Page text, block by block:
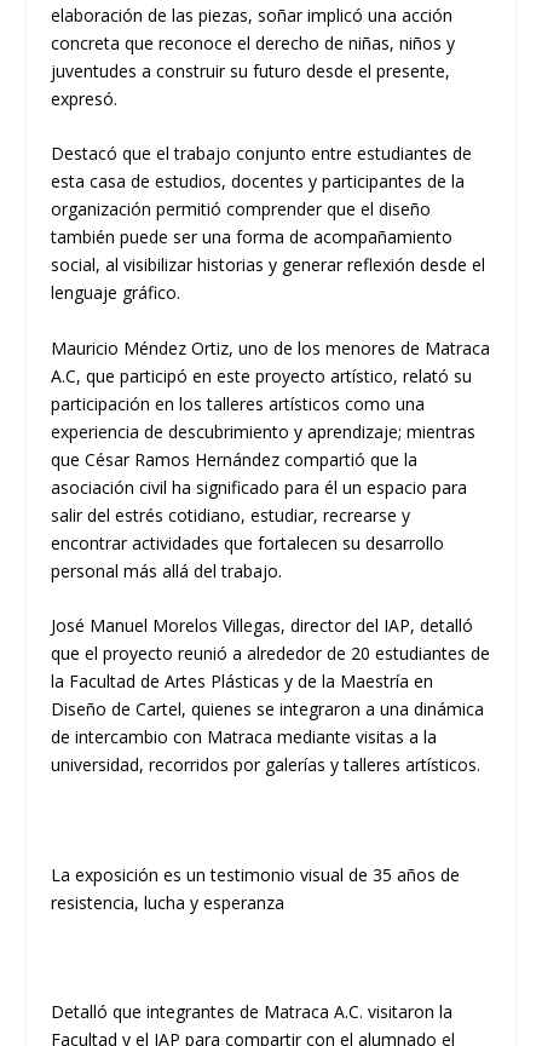
elaboración de las piezas, soñar implicó una acción
concreta que reconoce el derecho de niñas, niños y
juventudes a construir su futuro desde el presente,
expresó.
Destacó que el trabajo conjunto entre estudiantes de
esta casa de estudios, docentes y participantes de la
organización permitió comprender que el diseño
también puede ser una forma de acompañamiento
social, al visibilizar historias y generar reflexión desde el
lenguaje gráfico.
Mauricio Méndez Ortiz, uno de los menores de Matraca
A.C, que participó en este proyecto artístico, relató su
participación en los talleres artísticos como una
experiencia de descubrimiento y aprendizaje; mientras
que César Ramos Hernández compartió que la
asociación civil ha significado para él un espacio para
salir del estrés cotidiano, estudiar, recrearse y
encontrar actividades que fortalecen su desarrollo
personal más allá del trabajo.
José Manuel Morelos Villegas, director del IAP, detalló
que el proyecto reunió a alrededor de 20 estudiantes de
la Facultad de Artes Plásticas y de la Maestría en
Diseño de Cartel, quienes se integraron a una dinámica
de intercambio con Matraca mediante visitas a la
universidad, recorridos por galerías y talleres artísticos.
La exposición es un testimonio visual de 35 años de
resistencia, lucha y esperanza
Detalló que integrantes de Matraca A.C. visitaron la
Facultad y el IAP para compartir con el alumnado el